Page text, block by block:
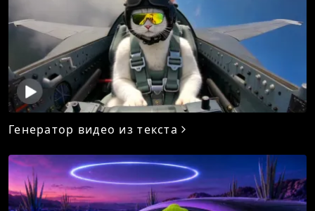
Генератор видео из текста